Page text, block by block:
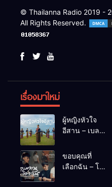
© Thailanna Radio 2019 -
All Rights Reserved.
เรื่องมาใหม่
ผู้หญิงหัวใจ
อีสาน – เบลล์
[COVER
VERSION]
ขอบคุณที่
เลือกฉัน – โต๋